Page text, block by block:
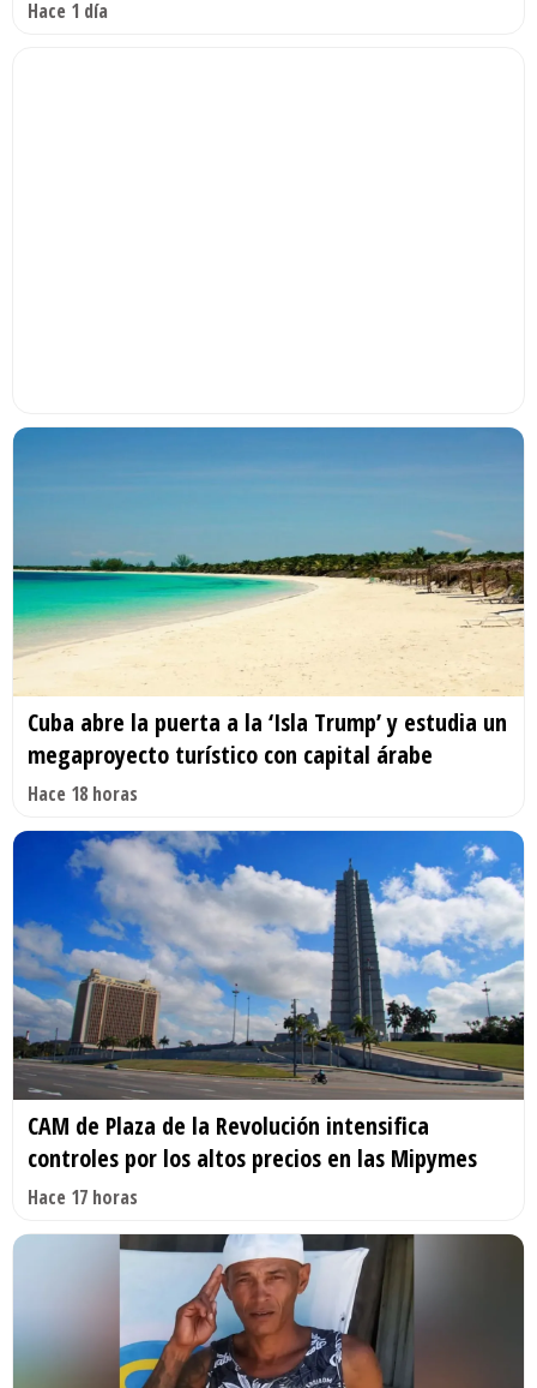
Hace 1 día
Cuba abre la puerta a la ‘Isla Trump’ y estudia un
megaproyecto turístico con capital árabe
Hace 18 horas
CAM de Plaza de la Revolución intensifica
controles por los altos precios en las Mipymes
Hace 17 horas